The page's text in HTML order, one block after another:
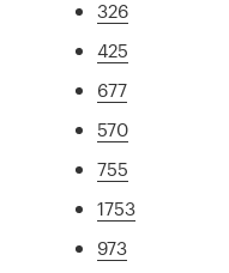
326
425
677
570
755
1753
973